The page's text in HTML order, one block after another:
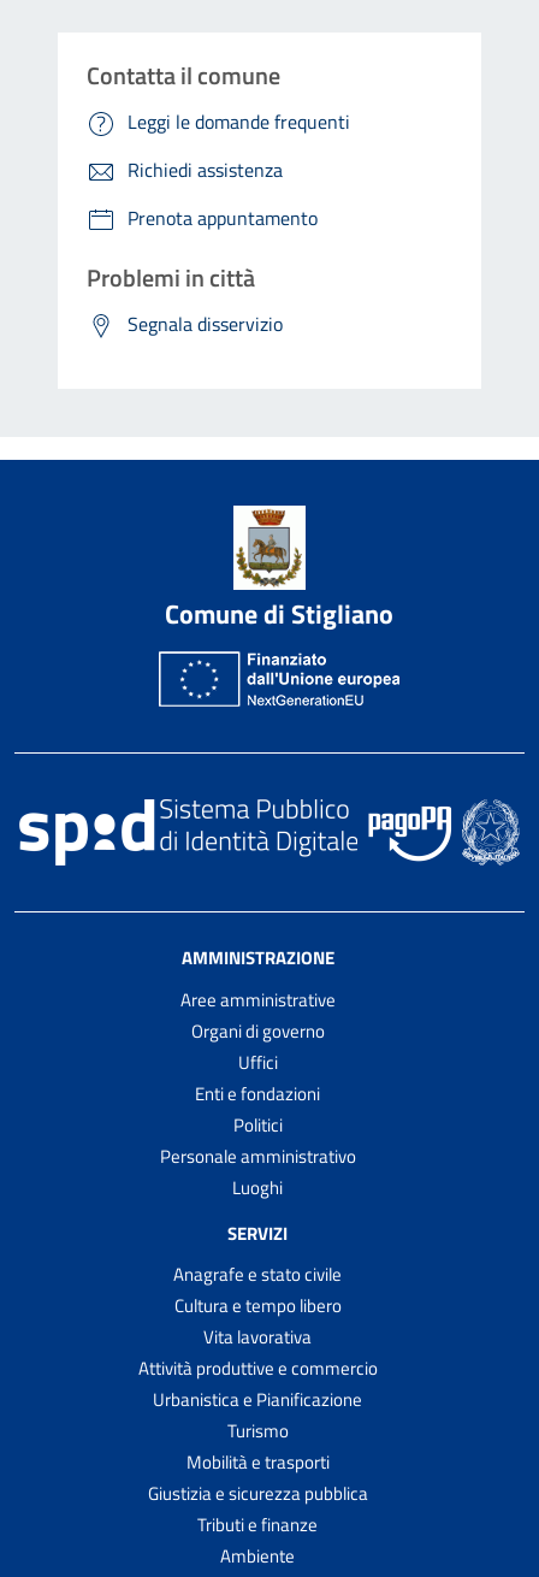
Contatta il comune
Leggi le domande frequenti
Richiedi assistenza
Prenota appuntamento
Problemi in città
Segnala disservizio
Comune di Stigliano
AMMINISTRAZIONE
Aree amministrative
Organi di governo
Uffici
Enti e fondazioni
Politici
Personale amministrativo
Luoghi
SERVIZI
Anagrafe e stato civile
Cultura e tempo libero
Vita lavorativa
Attività produttive e commercio
Urbanistica e Pianificazione
Turismo
Mobilità e trasporti
Giustizia e sicurezza pubblica
Tributi e finanze
Ambiente